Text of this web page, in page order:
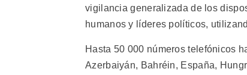
vigilancia generalizada de los
humanos y líderes políticos,
Hasta 50 000 números telefónicos
Azerbaiyán, Bahréin, España,